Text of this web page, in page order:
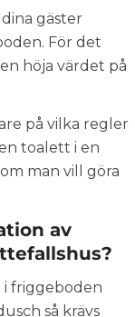
gäster
För det
höja värdet på
på vilka regler
toalett i en
man vill göra
av
i friggeboden
så krävs